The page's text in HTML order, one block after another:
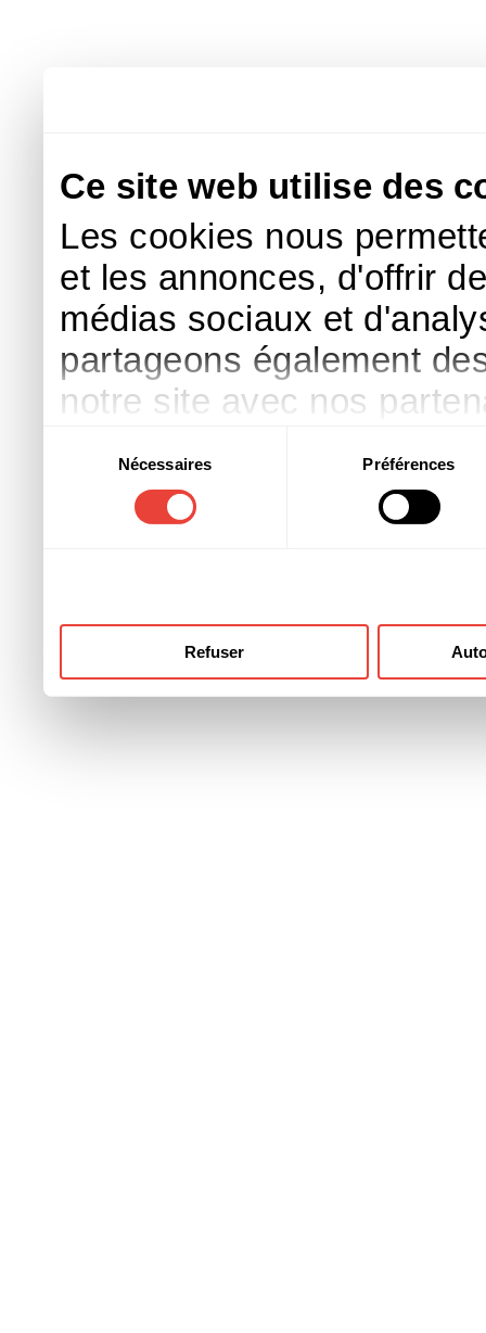
Ce site web utilise des
Les cookies nous
et les annonces, d'offrir
médias sociaux et
partageons également
notre site avec nos
d'autres informations
ont collectées lors de
consentement
Nécessaires Préférences
Refuser